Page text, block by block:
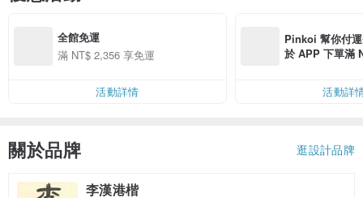
全館免運
滿 NT$ 2,356 享免運
活動詳情
Pinkoi 幫你付
於 APP 下單滿
活動詳
關於品牌 逛設計品牌
李漢港楷